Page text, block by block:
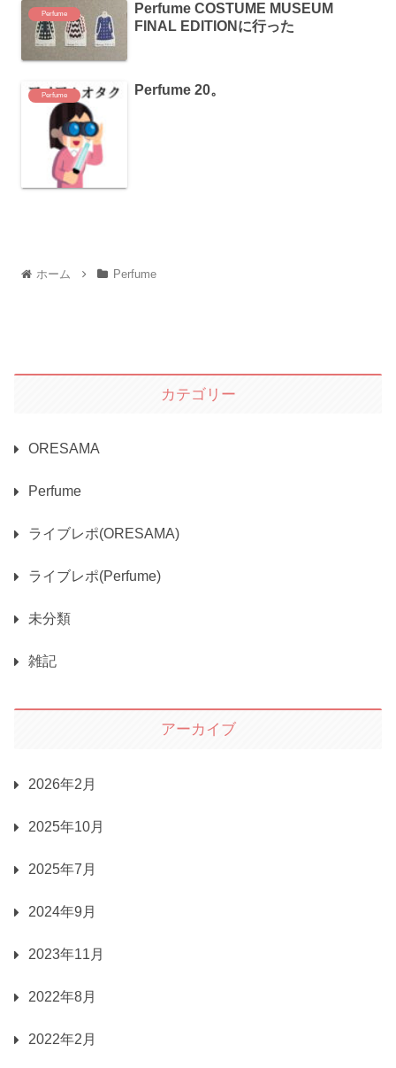
Perfume
Perfume COSTUME MUSEUM
FINAL EDITIONに行った
Perfume Perfume 20。
ホーム Perfume
カテゴリー
ORESAMA
Perfume
ライブレポ(ORESAMA)
ライブレポ(Perfume)
未分類
雑記
アーカイブ
2026年2月
2025年10月
2025年7月
2024年9月
2023年11月
2022年8月
2022年2月